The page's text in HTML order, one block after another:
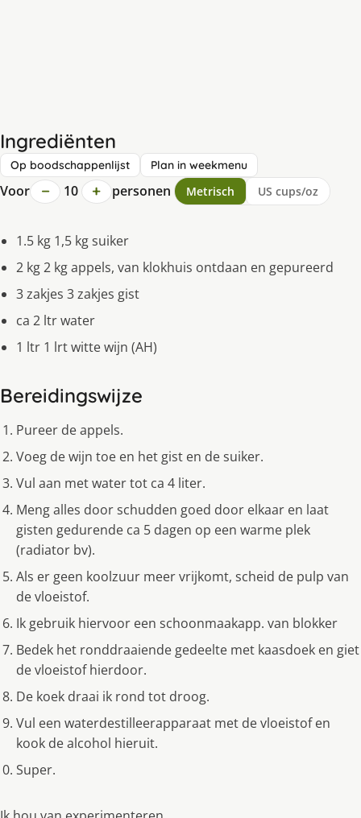
Ingrediënten
Op boodschappenlijst Plan in weekmenu
Voor − 10 + personen Metrisch US cups/oz
1.5 kg 1,5 kg suiker
2 kg 2 kg appels, van klokhuis ontdaan en gepureerd
3 zakjes 3 zakjes gist
ca 2 ltr water
1 ltr 1 lrt witte wijn (AH)
Bereidingswijze
Pureer de appels.
Voeg de wijn toe en het gist en de suiker.
Vul aan met water tot ca 4 liter.
Meng alles door schudden goed door elkaar en laat
gisten gedurende ca 5 dagen op een warme plek
(radiator bv).
Als er geen koolzuur meer vrijkomt, scheid de pulp van
de vloeistof.
Ik gebruik hiervoor een schoonmaakapp. van blokker
Bedek het ronddraaiende gedeelte met kaasdoek en giet
de vloeistof hierdoor.
De koek draai ik rond tot droog.
Vul een waterdestilleerapparaat met de vloeistof en
kook de alcohol hieruit.
Super.